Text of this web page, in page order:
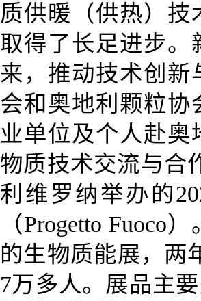
质供暖（供热）
取得了长足进步
来，推动技术创
会和奥地利颗粒
业单位及个人赴
物质技术交流与合
利维罗纳举办的
（Progetto Fuoco
的生物质能展，两
7万多人。展品主